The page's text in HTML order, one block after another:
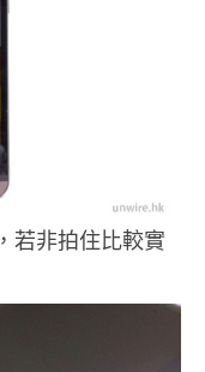
若非拍住比較實